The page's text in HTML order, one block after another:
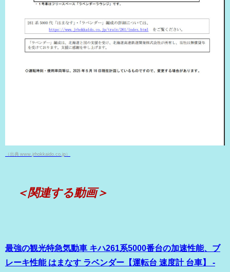
（出典 www.jrhokkaido.co.jp）
＜関連する動画＞
最強の観光特急気動車 キハ261系5000番台の加速性能、ブ
レーキ性能 はまなす ラベンダー【運転台 速度計 台車】 -